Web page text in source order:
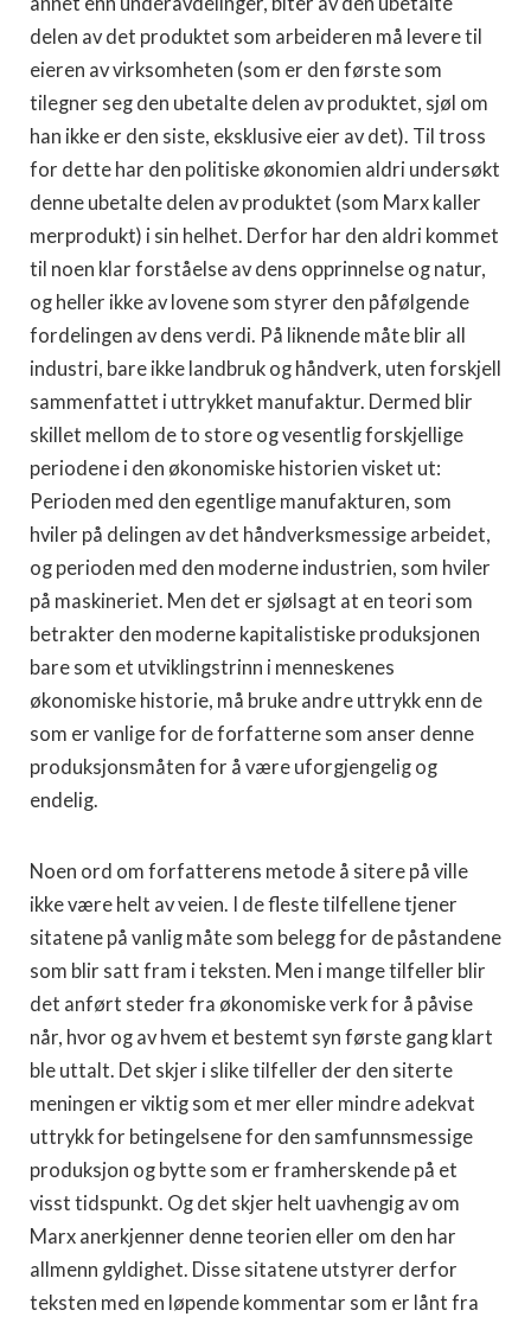
delen av det produktet som arbeideren må levere til
eieren av virksom­heten (som er den første som
tilegner seg den ubetalte delen av produktet, sjøl om
han ikke er den siste, eksklusive eier av det). Til tross
for dette har den politiske økonomien aldri undersøkt
denne ubetalte delen av produktet (som Marx kaller
merprodukt) i sin helhet. Derfor har den aldri kommet
til noen klar forståelse av dens opprinnelse og natur,
og heller ikke av lovene som styrer den påfølgende
fordelingen av dens verdi. På liknende måte blir all
industri, bare ikke landbruk og håndverk, uten forskjell
sammenfattet i uttrykket manufaktur. Dermed blir
skillet mel­lom de to store og vesentlig forskjellige
periodene i den økonom­iske historien visket ut:
Perioden med den egentlige manufaktu­ren, som
hviler på delingen av det håndverksmessige arbeidet,
og perioden med den moderne industrien, som hviler
på maski­neriet. Men det er sjølsagt at en teori som
betrakter den moderne kapitalistiske produksjonen
bare som et utviklingstrinn i men­neskenes
økonomiske historie, må bruke andre uttrykk enn de
som er vanlige for de forfatterne som anser denne
produksjons­måten for å være uforgjengelig og
endelig.
Noen ord om forfatterens metode å sitere på ville
ikke være helt av veien. I de fleste tilfellene tjener
sitatene på vanlig måte som belegg for de påstandene
som blir satt fram i teksten. Men i mange tilfeller blir
det anført steder fra økonomiske verk for å påvise
når, hvor og av hvem et bestemt syn første gang klart
ble uttalt. Det skjer i slike tilfeller der den siterte
meningen er viktig som et mer eller mindre adekvat
uttrykk for betingelsene for den samfunnsmessige
produksjon og bytte som er framherskende på et
visst tidspunkt. Og det skjer helt uavhengig av om
Marx an­erkjenner denne teorien eller om den har
allmenn gyldighet. Disse sitatene utstyrer derfor
teksten med en løpende kommentar som er lånt fra